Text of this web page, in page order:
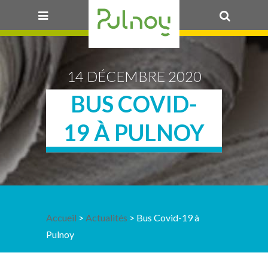
14 DÉCEMBRE 2020
BUS COVID-
19 À PULNOY
Accueil >Actualités > Bus Covid-19 à
Pulnoy